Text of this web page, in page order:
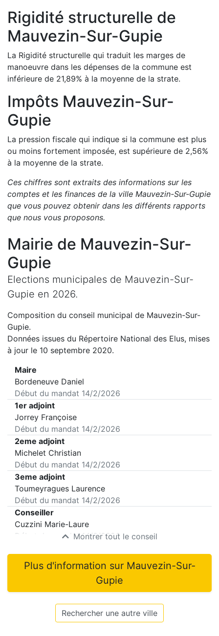
Rigidité structurelle de
Mauvezin-Sur-Gupie
La Rigidité structurelle qui traduit les marges de
manoeuvre dans les dépenses de la commune est
inférieure de 21,89% à la moyenne de la strate.
Impôts Mauvezin-Sur-
Gupie
La pression fiscale qui indique si la commune est plus
ou moins fortement imposée, est supérieure de 2,56%
à la moyenne de la strate.
Ces chiffres sont extraits des informations sur les
comptes et les finances de la ville Mauvezin-Sur-Gupie
que vous pouvez obtenir dans les différents rapports
que nous vous proposons.
Mairie de Mauvezin-Sur-
Gupie
Elections municipales de Mauvezin-Sur-
Gupie en 2026.
Composition du conseil municipal de Mauvezin-Sur-
Gupie.
Données issues du Répertoire National des Elus, mises
à jour le 10 septembre 2020.
Maire
Bordeneuve Daniel
Début du mandat 14/2/2026
1er adjoint
Jorrey Françoise
Début du mandat 14/2/2026
2eme adjoint
Michelet Christian
Début du mandat 14/2/2026
3eme adjoint
Toumeyragues Laurence
Début du mandat 14/2/2026
Conseiller
Cuzzini Marie-Laure
Début du mandat14/2/2026
Montrer tout le conseil
Plus d'information sur Mauvezin-Sur-
Gupie
Rechercher une autre ville